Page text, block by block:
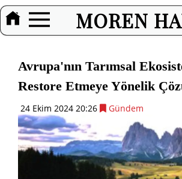
MOREN
Avrupa'nın Tarımsal
Restore Etmeye Yönelik
24 Ekim 2024 20:26 Gündem